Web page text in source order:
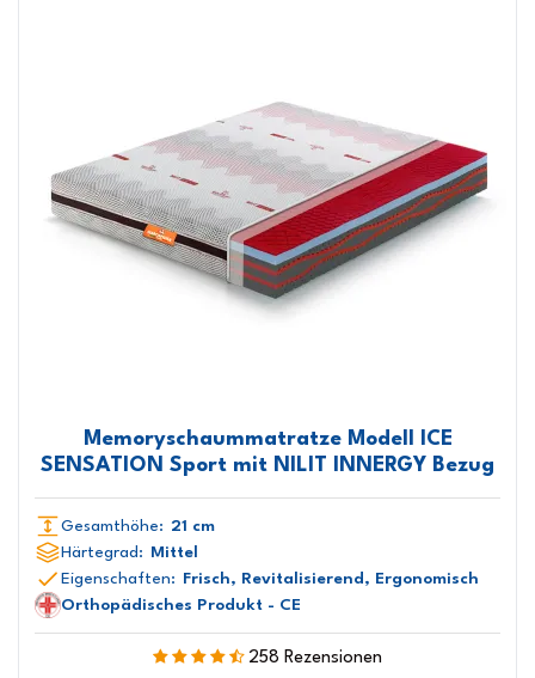
Memoryschaummatratze Modell ICE
SENSATION Sport mit NILIT INNERGY Bezug
Gesamthöhe: 21 cm
Härtegrad: Mittel
Eigenschaften: Frisch, Revitalisierend, Ergonomisch
Orthopädisches Produkt - CE
258 Rezensionen